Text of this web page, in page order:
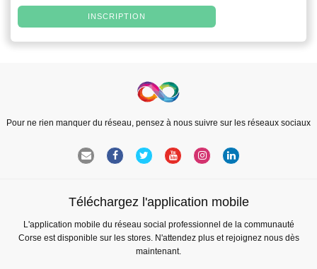
INSCRIPTION
Pour ne rien manquer du réseau, pensez à nous suivre sur les réseaux sociaux
Téléchargez l'application mobile
L'application mobile du réseau social professionnel de la communauté
Corse est disponible sur les stores. N'attendez plus et rejoignez nous dès
maintenant.